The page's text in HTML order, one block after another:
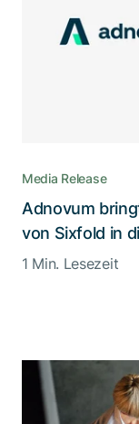
Media Release
Adnovum
von Sixfold in
1 Min. Lesezeit